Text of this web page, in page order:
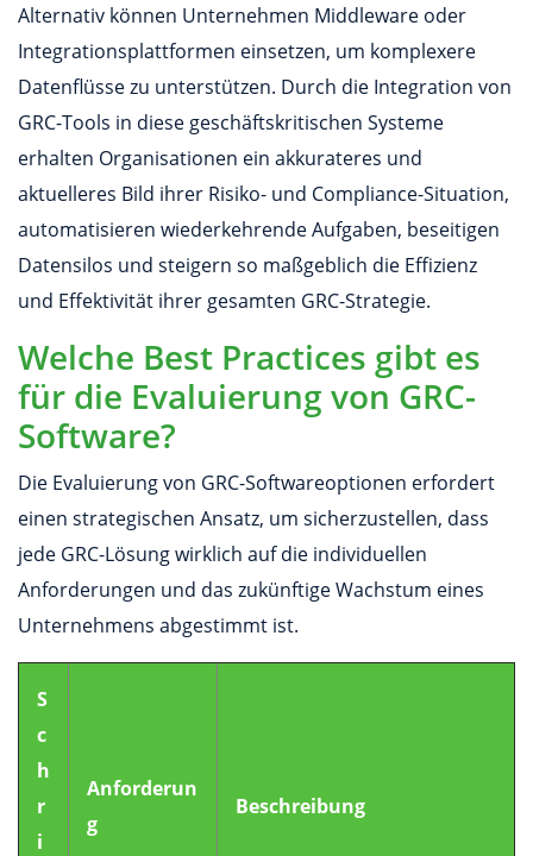
Alternativ können Unternehmen Middleware oder
Integrationsplattformen einsetzen, um komplexere
Datenflüsse zu unterstützen. Durch die Integration von
GRC-Tools in diese geschäftskritischen Systeme
erhalten Organisationen ein akkurateres und
aktuelleres Bild ihrer Risiko- und Compliance-Situation,
automatisieren wiederkehrende Aufgaben, beseitigen
Datensilos und steigern so maßgeblich die Effizienz
und Effektivität ihrer gesamten GRC-Strategie.
Welche Best Practices gibt es
für die Evaluierung von GRC-
Software?
Die Evaluierung von GRC-Softwareoptionen erfordert
einen strategischen Ansatz, um sicherzustellen, dass
jede GRC-Lösung wirklich auf die individuellen
Anforderungen und das zukünftige Wachstum eines
Unternehmens abgestimmt ist.
S
c
h
r
i
Anforderun
g
Beschreibung